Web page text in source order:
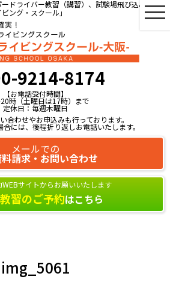
ドライバー教習（講習）、試験場飛び込み教習、
ング・スクール」
9214-8174
【お電話受付時間】
時（土曜日は17時）まで
定休日：毎週木曜日
合わせやお申込みも行っております。
には、後程折り返しお電話いたします。
メールでの
請求・お問い合わせ
WEBサイトからお願いいたします
教習のご予約はこちら
img_5061